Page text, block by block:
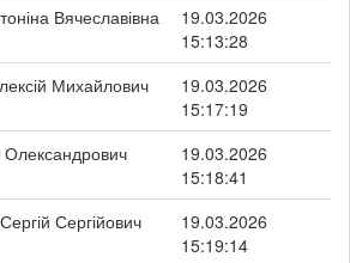
Вячеславівна
19.03.2026
15:13:28
Михайлович
19.03.2026
15:17:19
19.03.2026
15:18:41
Сергійович
19.03.2026
15:19:14